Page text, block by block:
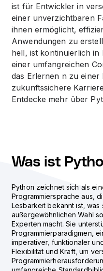
ist für Entwickler in
einer unverzichtbaren
ihnen ermöglicht,
Anwendungen zu
hell, ist kontinuierlich
einer umfangreichen
das Erlernen n zu einer
zukunftssichere
Entdecke mehr über
Was ist
Python zeichnet sich als
Programmiersprache aus,
Lesbarkeit bekannt ist, was
außergewöhnlichen Wahl
Experten macht. Sie
Programmierparadigmen,
imperativer, funktionaler
Flexibilität und Kraft, um